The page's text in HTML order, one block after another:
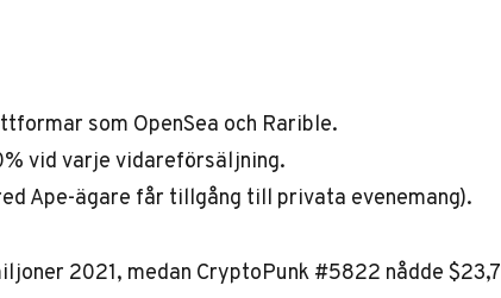
som OpenSea och Rarible.
vid varje vidareförsäljning.
Ape-ägare får tillgång till privata evenemang).
2021, medan CryptoPunk #5822 nådde $23,7